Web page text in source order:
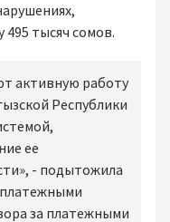
тысяч сомов.
активную работу
Республики
ее
- подытожила
платежными
за платежными